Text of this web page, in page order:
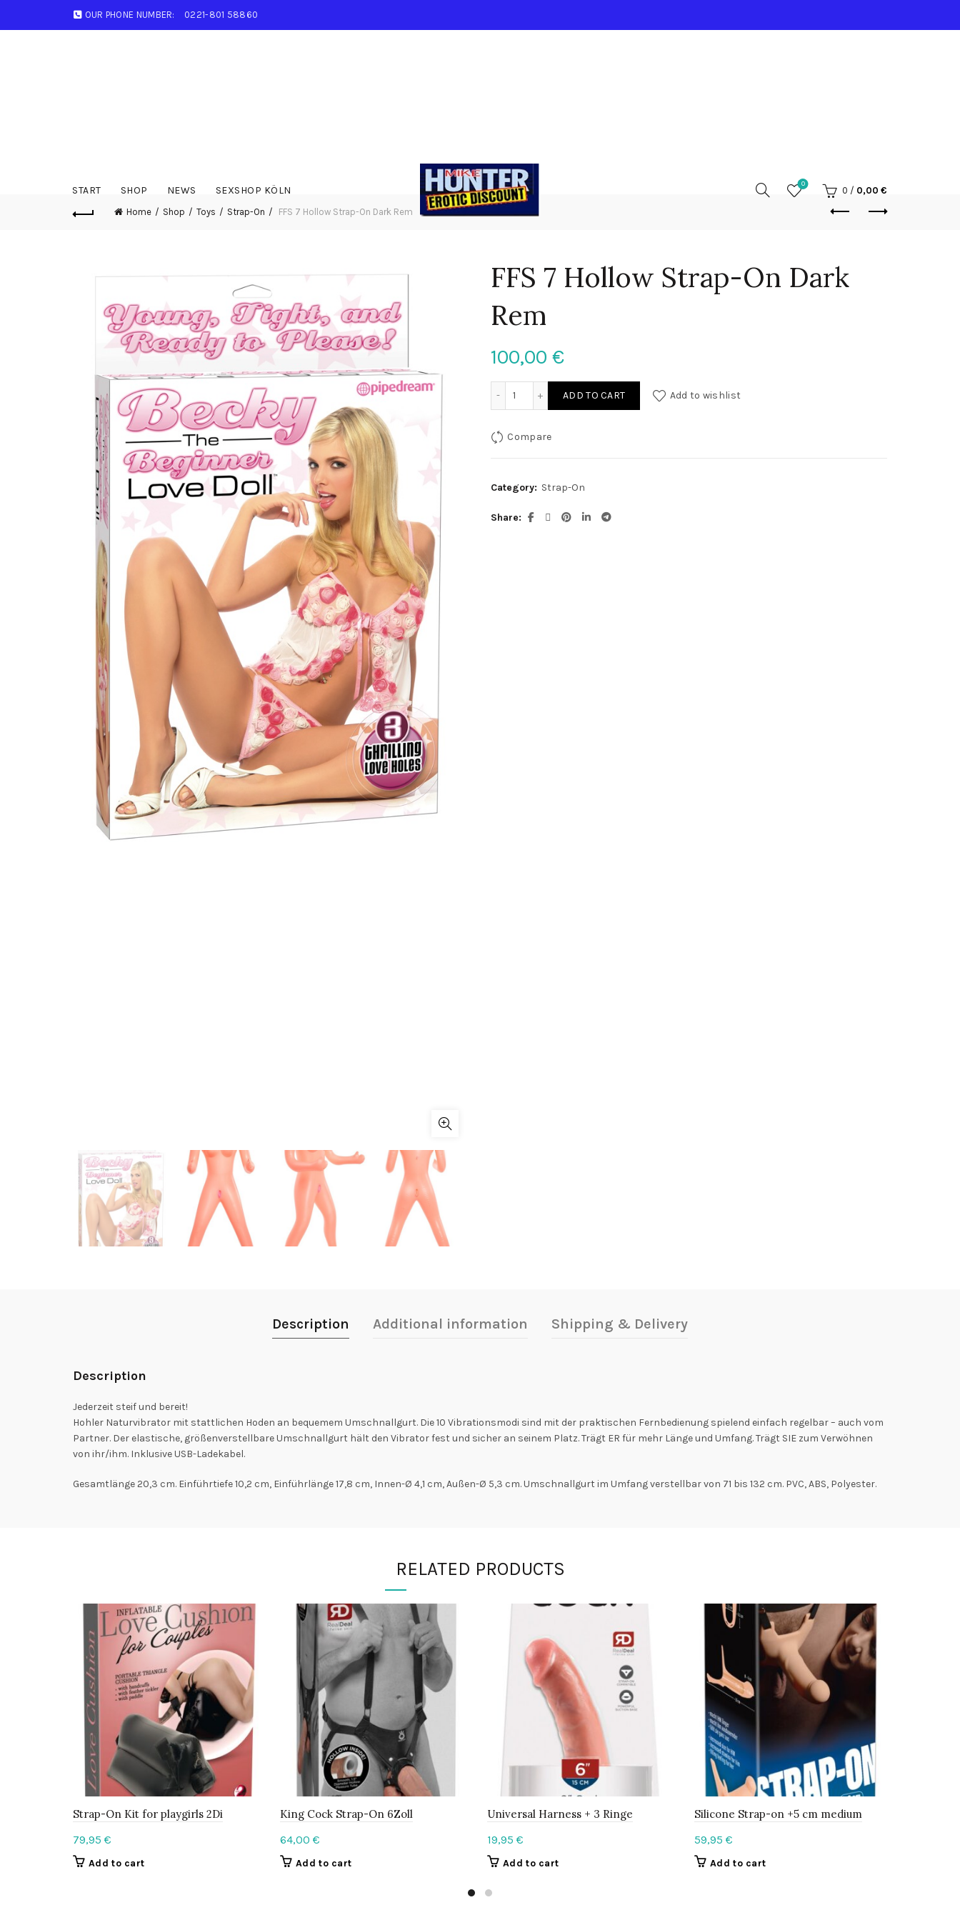
OUR PHONE NUMBER: 0221-801 58860
START SHOP NEWS SEXSHOP KÖLN
0
0 / 0,00 €
Home Shop Toys Strap-On FFS 7 Hollow Strap-On Dark Rem
FFS 7 Hollow Strap-On Dark
Rem
100,00 €
FFS 7 Hollow Strap-On Dark Rem quantity
ADD TO CART Add to wishlist
Compare
Category: Strap-On
Share
Description Additional information Shipping & Delivery
Description
Jederzeit steif und bereit!
Hohler Naturvibrator mit stattlichen Hoden an bequemem Umschnallgurt. Die 10 Vibrationsmodi sind mit der praktischen Fernbedienung spielend einfach regelbar – auch vom
Partner. Der elastische, größenverstellbare Umschnallgurt hält den Vibrator fest und sicher an seinem Platz. Trägt ER für mehr Länge und Umfang. Trägt SIE zum Verwöhnen
von ihr/ihm. Inklusive USB-Ladekabel.
Gesamtlänge 20,3 cm. Einführtiefe 10,2 cm, Einführlänge 17,8 cm, Innen-Ø 4,1 cm, Außen-Ø 5,3 cm. Umschnallgurt im Umfang verstellbar von 71 bis 132 cm. PVC, ABS, Polyester.
RELATED PRODUCTS
Strap-On Kit for playgirls 2Di
79,95 €
Add to cart
King Cock Strap-On 6Zoll
64,00 €
Add to cart
Universal Harness + 3 Ringe
19,95 €
Add to cart
Silicone Strap-on +5 cm medium
59,95 €
Add to cart